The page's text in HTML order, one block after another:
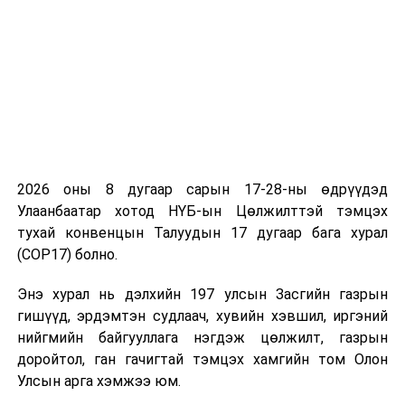
эрхтэйгээр ШУТИС-ийн Мэдээлэл холбоо
технологийн сургуулийн “Түвшин Электроникс”, “HICH
TECH” гэсэн хоёр багаа оролцуулж байна.
Тэмцээний шүүгчийн зөвлөлд манай улсаас хоёр,
Япон, Вьетнам, Хонконгоос тус бүр нэг, талбайн
шүүгчээр Монголоос 10, Япон, Хонконгоос тус бүр нэг
хүн ажиллана.
2026 оны 8 дугаар сарын 17-28-ны өдрүүдэд
Улаанбаатар хотод НҮБ-ын Цөлжилттэй тэмцэх
тухай конвенцын Талуудын 17 дугаар бага хурал
(COP17) болно.
Энэ хурал нь дэлхийн 197 улсын Засгийн газрын
гишүүд, эрдэмтэн судлаач, хувийн хэвшил, иргэний
нийгмийн байгууллага нэгдэж цөлжилт, газрын
доройтол, ган гачигтай тэмцэх хамгийн том Олон
Улсын арга хэмжээ юм.